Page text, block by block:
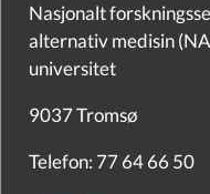
Nasjonalt
alternativ medisin
universitet
9037 Tromsø
Telefon: 77 64 66 50